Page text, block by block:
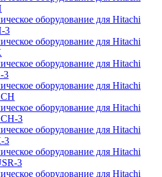
оборудование для Hitachi
3
оборудование для Hitachi
оборудование для Hitachi
3
оборудование для Hitachi
оборудование для Hitachi
3
оборудование для Hitachi
3
оборудование для Hitachi
3
оборудование для Hitachi